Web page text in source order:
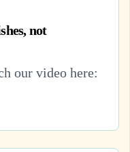
not
our video here: